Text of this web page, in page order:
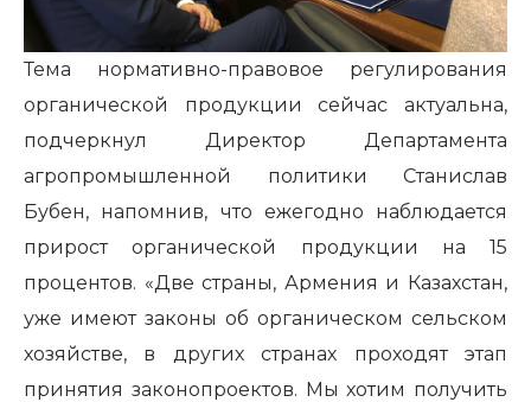
Тема нормативно-правовое регулирования
органической продукции сейчас актуальна,
подчеркнул Директор Департамента
агропромышленной политики Станислав
Бубен, напомнив, что ежегодно наблюдается
прирост органической продукции на 15
процентов. «Две страны, Армения и Казахстан,
уже имеют законы об органическом сельском
хозяйстве, в других странах проходят этап
принятия законопроектов. Мы хотим получить